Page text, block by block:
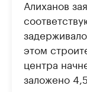
Алиханов
этом
центра
заложено